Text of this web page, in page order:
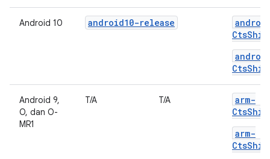
Android 10 android10-release
Android 9,
O, dan O-
MR1
T/A T/A
arm-
arm-